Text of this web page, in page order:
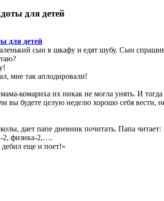
для детей
для детей
сын в шкафу и едят шубу. Сын
мне так аплодировали!
комариха их никак не могла унять. И
будете целую неделю хорошо себя вести,
дает папе дневник почитать. Папа читает:
2, физика-2,….
еще и поет!»